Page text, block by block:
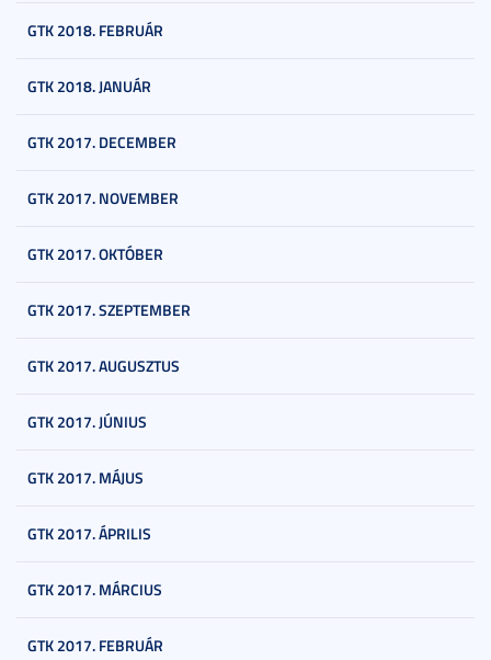
GTK 2018. FEBRUÁR
GTK 2018. JANUÁR
GTK 2017. DECEMBER
GTK 2017. NOVEMBER
GTK 2017. OKTÓBER
GTK 2017. SZEPTEMBER
GTK 2017. AUGUSZTUS
GTK 2017. JÚNIUS
GTK 2017. MÁJUS
GTK 2017. ÁPRILIS
GTK 2017. MÁRCIUS
GTK 2017. FEBRUÁR